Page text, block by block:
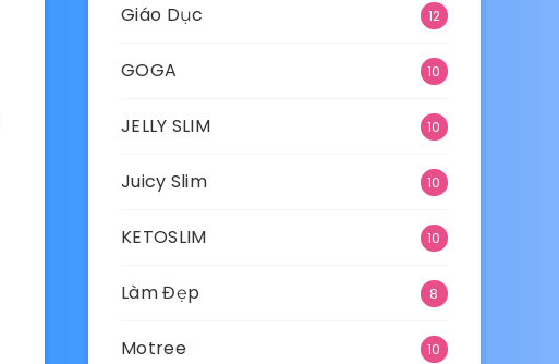
Giáo Dục 12
GOGA 10
JELLY SLIM 10
Juicy Slim 10
KETOSLIM 10
Làm Đẹp 8
Motree 10